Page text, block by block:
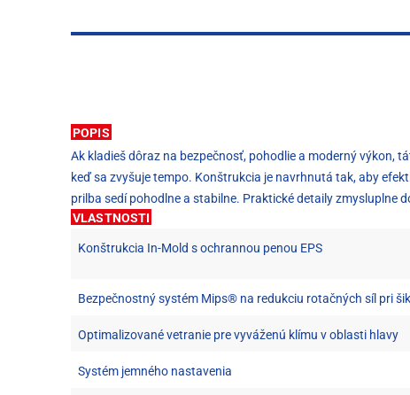
POPIS
Ak kladieš dôraz na bezpečnosť, pohodlie a moderný výkon,
keď sa zvyšuje tempo. Konštrukcia je navrhnutá tak, aby
prilba sedí pohodlne a stabilne. Praktické detaily zmysluplne
VLASTNOSTI
Konštrukcia In-Mold s ochrannou penou EPS
Bezpečnostný systém Mips® na redukciu rotačných síl pri
Optimalizované vetranie pre vyváženú klímu v oblasti hlavy
Systém jemného nastavenia